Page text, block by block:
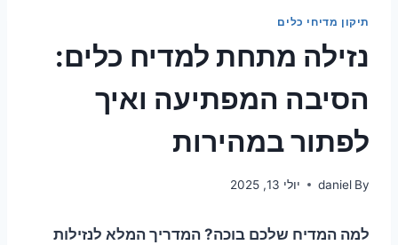
תיקון מדיחי כלים
נזילה מתחת למדיח כלים:
הסיבה המפתיעה ואיך
לפתור במהירות
By
daniel יולי 13, 2025
למה המדיח שלכם בוכה? המדריך המלא לנזילות